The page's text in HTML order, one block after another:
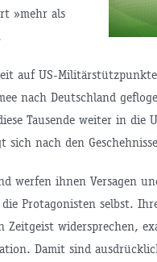
»mehr als
auf US-
nach Deutschland
Tausende weiter in die
nach den
werfen ihnen Versagen
Protagonisten selbst.
Zeitgeist widersprechen,
Damit sind